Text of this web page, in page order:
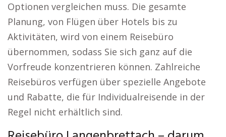
Optionen vergleichen muss. Die gesamte
Planung, von Flügen über Hotels bis zu
Aktivitäten, wird von einem Reisebüro
übernommen, sodass Sie sich ganz auf die
Vorfreude konzentrieren können. Zahlreiche
Reisebüros verfügen über spezielle Angebote
und Rabatte, die für Individualreisende in der
Regel nicht erhältlich sind.